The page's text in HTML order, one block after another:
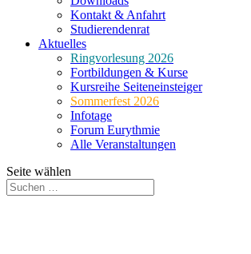
Kontakt & Anfahrt
Studierendenrat
Aktuelles
Ringvorlesung 2026
Fortbildungen & Kurse
Kursreihe Seiteneinsteiger
Sommerfest 2026
Infotage
Forum Eurythmie
Alle Veranstaltungen
Seite wählen